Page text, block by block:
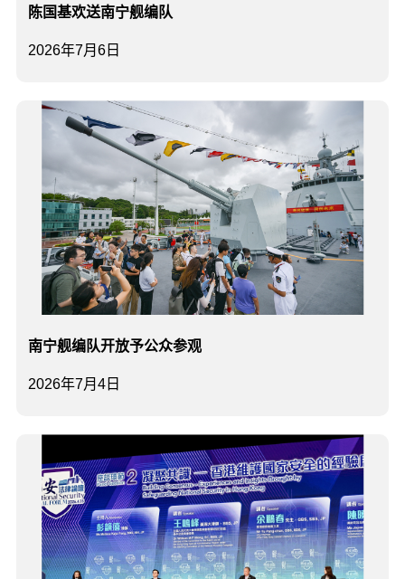
2026年7月6日
陈国基欢送南宁舰编队
2026年7月4日
南宁舰编队开放予公众参观